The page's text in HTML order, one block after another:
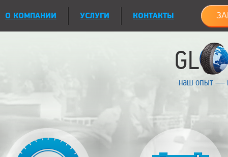
О КОМПАНИИ УСЛУГИ КОНТАКТЫ
наш опыт —